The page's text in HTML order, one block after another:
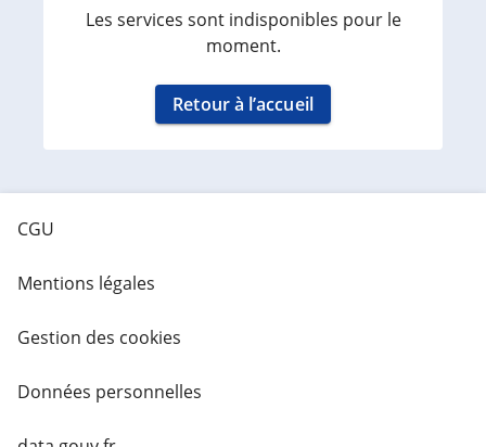
Les services sont indisponibles pour le
moment.
Retour à l’accueil
CGU
Mentions légales
Gestion des cookies
Données personnelles